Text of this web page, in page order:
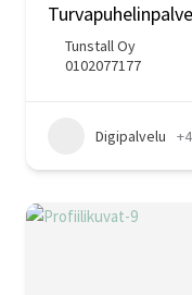
Tunstall Oy
0102077177
Digipalvelu +4